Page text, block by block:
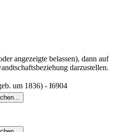
angezeigte belassen), dann auf
darzustellen.
um 1836) - I6904